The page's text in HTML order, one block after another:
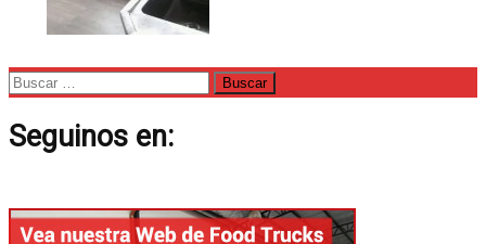
Buscar:
Seguinos en: